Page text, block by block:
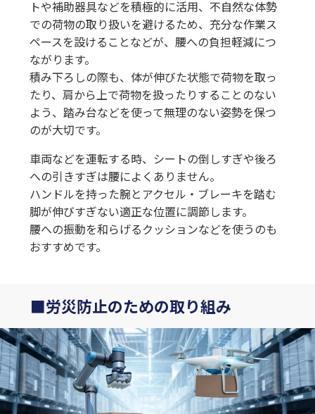
トや補助器具などを積極的に活用、不自然な体勢
での荷物の取り扱いを避けるため、充分な作業ス
ペースを設けることなどが、腰への負担軽減につ
ながります。
積み下ろしの際も、体が伸びた状態で荷物を取っ
たり、肩から上で荷物を扱ったりすることのない
よう、踏み台などを使って無理のない姿勢を保つ
のが大切です。
車両などを運転する時、シートの倒しすぎや後ろ
への引きすぎは腰によくありません。
ハンドルを持った腕とアクセル・ブレーキを踏む
脚が伸びすぎない適正な位置に調節します。
腰への振動を和らげるクッションなどを使うのも
おすすめです。
労災防止のための取り組み